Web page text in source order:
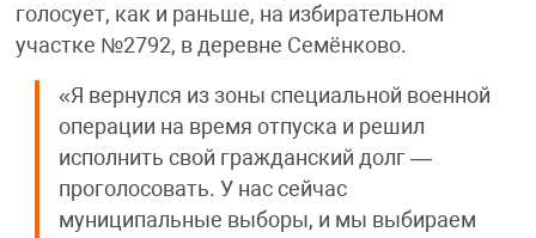
голосует, как и раньше, на избирательном
участке №2792, в деревне Семёнково.
«Я вернулся из зоны специальной военной
операции на время отпуска и решил
исполнить свой гражданский долг —
проголосовать. У нас сейчас
муниципальные выборы, и мы выбираем